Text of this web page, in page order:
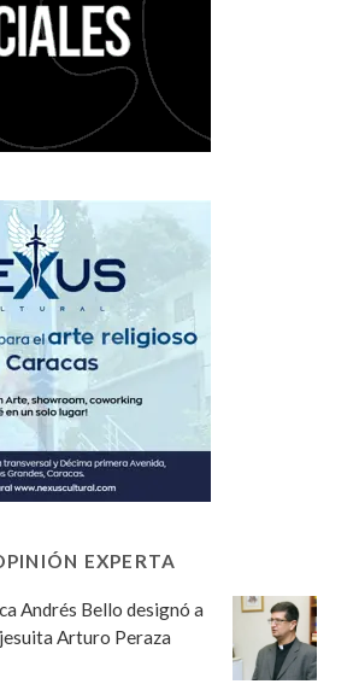
EXPERTA
Andrés Bello designó a
Arturo Peraza